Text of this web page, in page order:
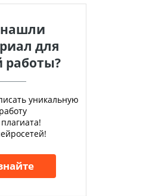
для
работы?
уникальную
работу